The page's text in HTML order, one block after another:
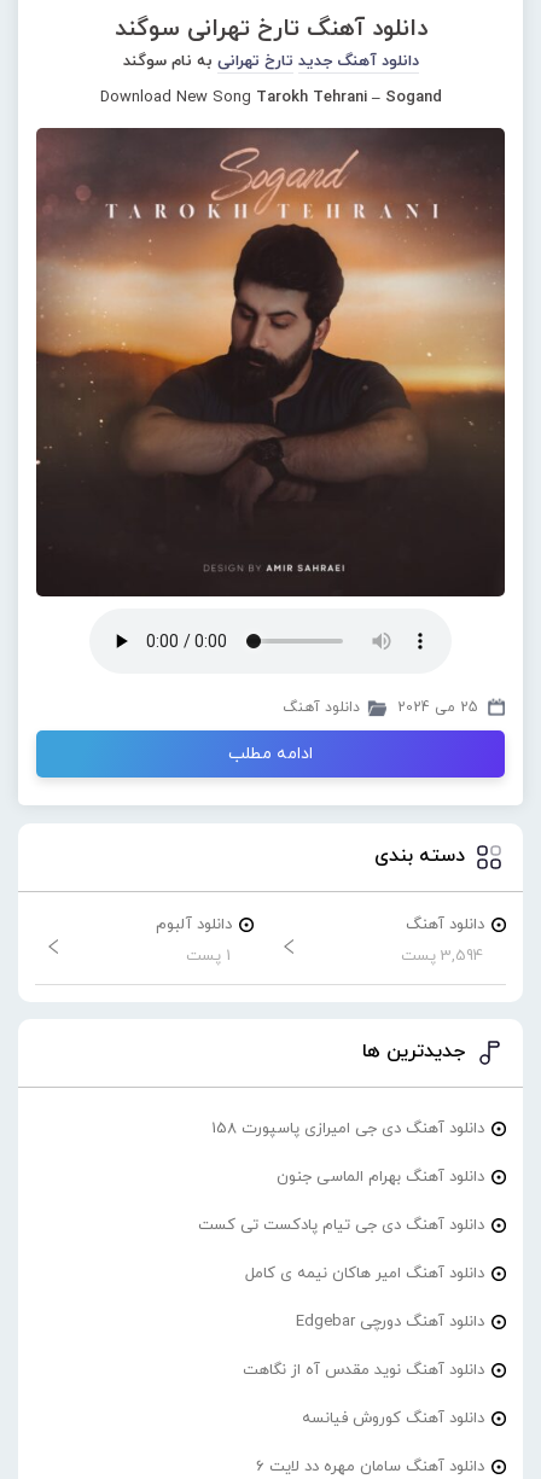
دانلود آهنگ تارخ تهرانی سوگند
دانلود آهنگ جدید تارخ تهرانی به نام سوگند
Download New Song Tarokh Tehrani – Sogand
25 می 2024 دانلود آهنگ
ادامه مطلب
دسته بندی
دانلود آهنگ
3,594 پست
دانلود آلبوم
1 پست
جدیدترین ها
دانلود آهنگ دی جی امیرازی پاسپورت 158
دانلود آهنگ بهرام الماسی جنون
دانلود آهنگ دی جی تیام پادکست تی کست
دانلود آهنگ امیر هاکان نیمه ی کامل
دانلود آهنگ دورچی Edgebar
دانلود آهنگ نوید مقدس آه از نگاهت
دانلود آهنگ کوروش فیانسه
دانلود آهنگ سامان مهره دد لایت 6